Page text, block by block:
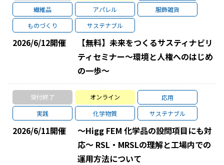
繊維品
アパレル
服飾雑貨
ものづくり
サステナブル
2026/6/12開催
【無料】未来をつくるサスティナビリ
ティセミナー～環境と人権へのはじめ
の一歩～
受付終了 オンライン
応用
実践
化学物質 サステナブル
2026/6/11開催
～Higg FEM 化学品の設問項目にも対
応～ RSL・MRSLの理解と工場内での
運用方法について